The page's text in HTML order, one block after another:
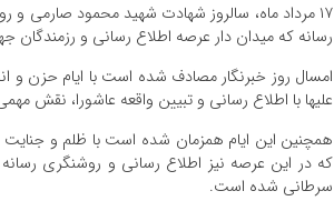
۱۷ مرداد ماه، سالروز شهادت شهید محمود صارمی و
رسانه که میدان دار عرصه اطلاع رسانی و رزمندگان
امسال روز خبرنگار مصادف شده است با ایام حزن و
علیها با اطلاع رسانی و تبیین واقعه عاشورا، نقش
که در این عرصه نیز اطلاع رسانی و روشنگری
سرطانی شده است.